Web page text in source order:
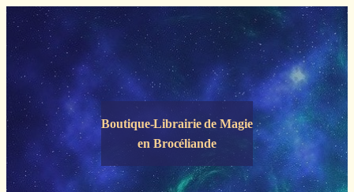
Panneau de gestion des cookies
Boutique-Librairie deMagie
en Brocéliande